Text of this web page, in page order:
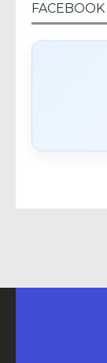
FACEBOOK